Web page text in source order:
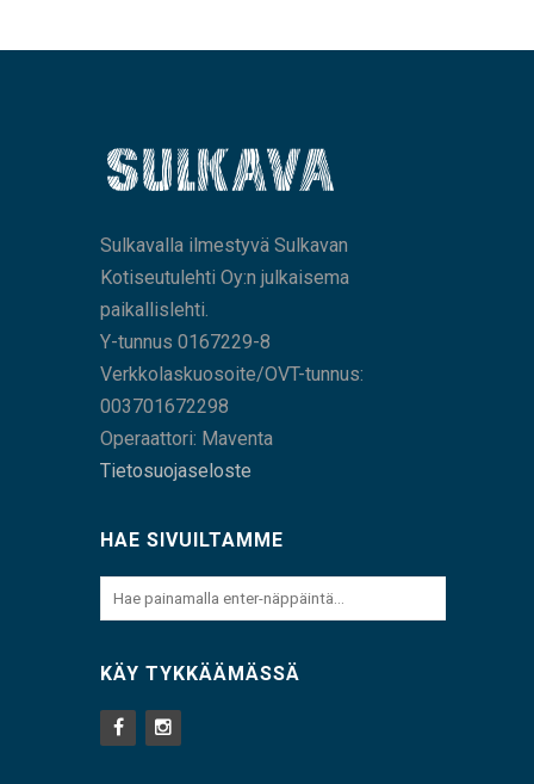
Sulkavalla ilmestyvä Sulkavan
Kotiseutulehti Oy:n julkaisema
paikallislehti.
Y-tunnus 0167229-8
Verkkolaskuosoite/OVT-tunnus:
003701672298
Operaattori: Maventa
Tietosuojaseloste
HAE SIVUILTAMME
KÄY TYKKÄÄMÄSSÄ